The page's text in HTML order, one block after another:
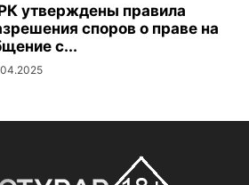
утверждены правила
споров о праве на
с...